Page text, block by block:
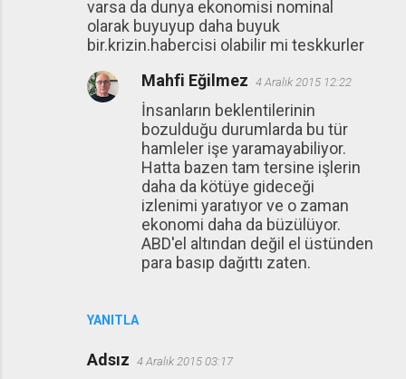
varsa da dunya ekonomisi nominal
olarak buyuyup daha buyuk
bir.krizin.habercisi olabilir mi teskkurler
YANITLA
Mahfi Eğilmez 4 Aralık 2015 12:22
İnsanların beklentilerinin
bozulduğu durumlarda bu tür
hamleler işe yaramayabiliyor.
Hatta bazen tam tersine işlerin
daha da kötüye gideceği
izlenimi yaratıyor ve o zaman
ekonomi daha da büzülüyor.
ABD'el altından değil el üstünden
para basıp dağıttı zaten.
Adsız 4 Aralık 2015 03:17